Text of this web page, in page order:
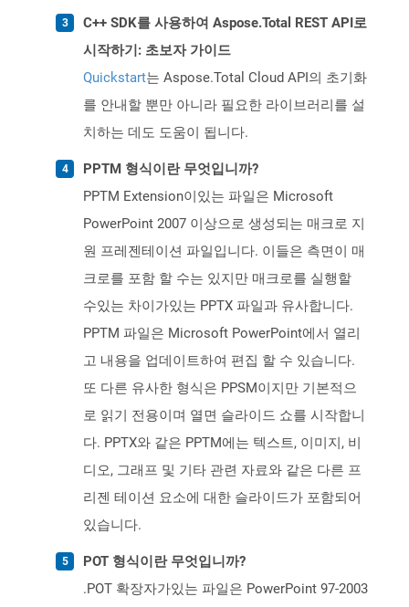
C++ SDK를 사용하여 Aspose.Total REST API로
시작하기: 초보자 가이드
Quickstart는 Aspose.Total Cloud API의 초기화
를 안내할 뿐만 아니라 필요한 라이브러리를 설
치하는 데도 도움이 됩니다.
PPTM 형식이란 무엇입니까?
PPTM Extension이있는 파일은 Microsoft
PowerPoint 2007 이상으로 생성되는 매크로 지
원 프레젠테이션 파일입니다. 이들은 측면이 매
크로를 포함 할 수는 있지만 매크로를 실행할
수있는 차이가있는 PPTX 파일과 유사합니다.
PPTM 파일은 Microsoft PowerPoint에서 열리
고 내용을 업데이트하여 편집 할 수 있습니다.
또 다른 유사한 형식은 PPSM이지만 기본적으
로 읽기 전용이며 열면 슬라이드 쇼를 시작합니
다. PPTX와 같은 PPTM에는 텍스트, 이미지, 비
디오, 그래프 및 기타 관련 자료와 같은 다른 프
리젠 테이션 요소에 대한 슬라이드가 포함되어
있습니다.
POT 형식이란 무엇입니까?
.POT 확장자가있는 파일은 PowerPoint 97-2003